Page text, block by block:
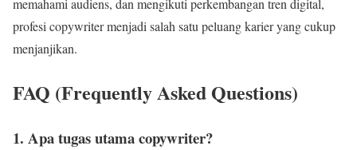
memahami audiens, dan mengikuti perkembangan tren digital,
profesi copywriter menjadi salah satu peluang karier yang cukup
menjanjikan.
FAQ (Frequently Asked Questions)
1. Apa tugas utama copywriter?